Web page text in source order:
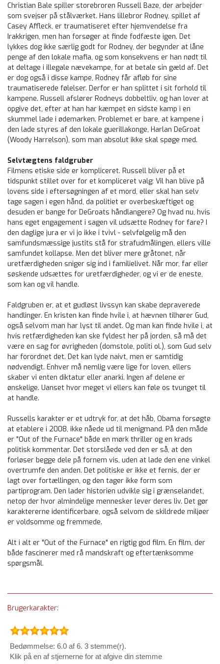
Christian Bale spiller storebroren Russell Baze, der arbejder
som svejser på stålværket. Hans lillebror Rodney, spillet af
Casey Affleck, er traumatiseret efter hjemvendelse fra
Irakkrigen, men han forsøger at finde fodfæste igen. Det
lykkes dog ikke særlig godt for Rodney, der begynder at låne
penge af den lokale mafia, og som konsekvens er han nødt til
at deltage i illegale nævekampe, for at betale sin gæld af. Det
er dog også i disse kampe, Rodney får afløb for sine
traumatiserede følelser. Derfor er han splittet i sit forhold til
kampene. Russell afslører Rodneys dobbeltliv, og han lover at
opgive det, efter at han har kæmpet en sidste kamp i en
skummel lade i ødemarken. Problemet er bare, at kampene i
den lade styres af den lokale guerillakonge, Harlan DeGroat
(Woody Harrelson), som man absolut ikke skal spøge med.
Selvtægtens faldgruber
Filmens etiske side er kompliceret. Russell bliver på et
tidspunkt stillet over for et kompliceret valg: Vil han blive på
lovens side i eftersøgningen af et mord, eller skal han selv
tage sagen i egen hånd, da politiet er overbeskæftiget og
desuden er bange for DeGroats håndlangere? Og hvad nu, hvis
hans eget engagement i sagen vil udsætte Rodney for fare? I
den daglige jura er vi jo ikke i tvivl - selvfølgelig må den
samfundsmæssige justits stå for strafudmålingen, ellers ville
samfundet kollapse. Men det bliver mere gråtonet, når
uretfærdigheden sniger sig ind i familielivet. Når mor, far eller
søskende udsættes for uretfærdigheder, og vi er de eneste,
som kan og vil handle.
Faldgruben er, at et gudløst livssyn kan skabe depraverede
handlinger. En kristen kan finde hvile i, at hævnen tilhører Gud,
også selvom man har lyst til andet. Og man kan finde hvile i, at
hvis retfærdigheden kan ske fyldest her på jorden, så må det
være en sag for øvrigheden (domstole, politi ol.), som Gud selv
har forordnet det. Det kan lyde naivt, men er samtidig
nødvendigt. Enhver må nemlig være lige for loven, ellers
skaber vi enten diktatur eller anarki. Ingen af delene er
ønskelige. Uanset hvor meget vi ellers kan føle os tvunget til
at handle.
Russells karakter er et udtryk for, at det håb, Obama forsøgte
at etablere i 2008, ikke nåede ud til menigmand. På den måde
er "Out of the Furnace" både en mørk thriller og en krads
politisk kommentar. Det storslåede ved den er så, at den
forløser begge dele på fornem vis, uden at lade den ene vinkel
overtrumfe den anden. Det politiske er ikke et fernis, der er
lagt over fortællingen, og den tager ikke form som
partiprogram. Den lader historien udvikle sig i grænselandet,
netop der hvor almindelige mennesker lever deres liv. Det gør
karaktererne identificerbare, også selvom de skildrede miljøer
er voldsomme og fremmede.
Alt i alt er "Out of the Furnace" en rigtig god film. En film, der
både fascinerer med rå mandskraft og eftertænksomme
spørgsmål.
Brugerkarakter:
Bedømmelse: 6.0 af 6. 3 stemme(r).
Klik på en af stjernerne for at afgive din stemme